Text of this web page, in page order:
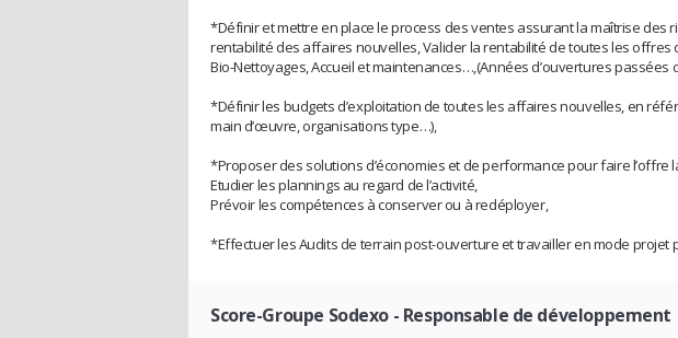
*Définir et mettre en place le process des ventes assurant la maîtrise des
rentabilité des affaires nouvelles, Valider la rentabilité de toutes les offres
Bio-Nettoyages, Accueil et maintenances…,(Années d’ouvertures passées
*Définir les budgets d’exploitation de toutes les affaires nouvelles, en
main d’œuvre, organisations type…),
*Proposer des solutions d’économies et de performance pour faire l’offre
Etudier les plannings au regard de l’activité,
Prévoir les compétences à conserver ou à redéployer,
*Effectuer les Audits de terrain post-ouverture et travailler en mode projet
Score-Groupe Sodexo - Responsable de développement